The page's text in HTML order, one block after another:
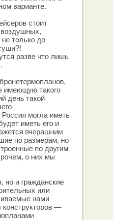
варианте.
стоит
только до
разве что лишь
имеющую такого
день такой
могла иметь
иметь его и
вчерашним
по размерам, но
по другим
о них мы
но и гражданские
или
нами
—